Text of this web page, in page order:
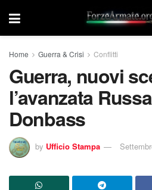
Home Guerra & Crisi Conflitti
Guerra, nuovi
l’avanzata
Donbass
by Ufficio Stampa